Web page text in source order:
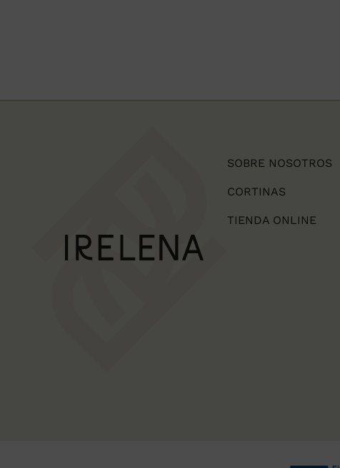
SOBRE NOSOTROS
CORTINAS
TIENDA ONLINE